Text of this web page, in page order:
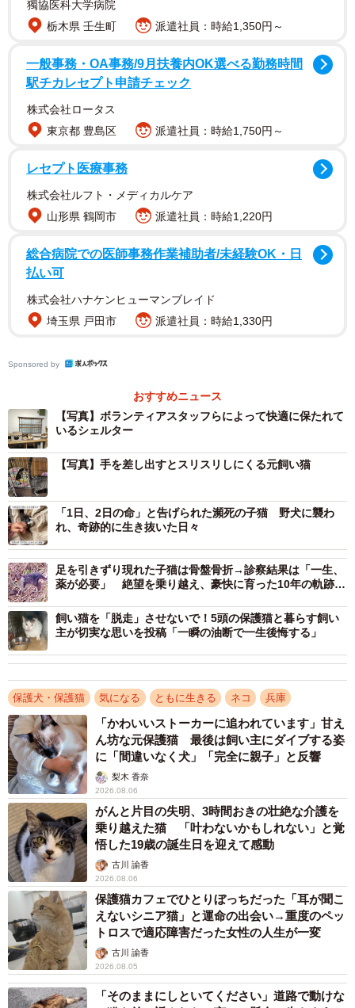
て、保護することもある。これらの作業には現在、40～50
人のボランティアスタッフが手分けして当たっているとい
2/8
保護している猫の中には、膵炎治療や酸素室治療ほか、高
猫もいて、決して潤沢とはいえない活動費から苦心して捻
「FIPは、投薬を始めたら最低でも85日は続けないといけな
いので楽ではありませんが、治療しないという選択肢は、
私にはないんです」
ただ保護して世話をするだけではなく、里親探しも熱心に
行っている。地域内にあるホームセンターの厚意で場所を
借り、譲渡会を開いて縁をつなぐ。しっかり面倒を見られ
る人の条件を定め、年間140匹を新しい家族のもとへ送り出
しているという。
3/8
この子は横隔膜ヘルニアでケアを受けている
「里親詐欺」で奪われた命…犯人を追い詰めた執
念と消えない悔しさ
西尾さんがこの活動を始めたのは、虐待目的で子猫を引き
取る「里親詐欺」に遭った苦い経験がきっかけだった。
10年ほど前、母猫を交通事故で亡くした子猫を数匹引き取
獨協医科大学病院
栃木県 壬生町
派遣社員：時給1,350円～
一般事務・OA事務/9月扶養内OK選べる勤務時間
駅チカレセプト申請チェック
株式会社ロータス
東京都 豊島区
派遣社員：時給1,750円～
レセプト医療事務
株式会社ルフト・メディカルケア
山形県 鶴岡市
派遣社員：時給1,220円
総合病院での医師事務作業補助者/未経験OK・日
払い可
株式会社ハナケンヒューマンブレイド
埼玉県 戸田市
派遣社員：時給1,330円
Sponsored by
おすすめニュース
【写真】ボランティアスタッフらによって快適に保たれて
いるシェルター
【写真】手を差し出すとスリスリしにくる元飼い猫
「1日、2日の命」と告げられた瀕死の子猫 野犬に襲わ
れ、奇跡的に生き抜いた日々
足を引きずり現れた子猫は骨盤骨折→診察結果は「一生、
薬が必要」 絶望を乗り越え、豪快に育った10年の軌跡に
飼い猫を「脱走」させないで！5頭の保護猫と暮らす飼い
主が切実な思いを投稿「一瞬の油断で一生後悔する」
保護犬・保護猫 気になる ともに生きる ネコ 兵庫
「かわいいストーカーに追われています」甘え
ん坊な元保護猫 最後は飼い主にダイブする姿
に「間違いなく犬」「完全に親子」と反響
梨木 香奈
2026.08.06
がんと片目の失明、3時間おきの壮絶な介護を
乗り越えた猫 「叶わないかもしれない」と覚
悟した19歳の誕生日を迎えて感動
古川 諭香
2026.08.06
保護猫カフェでひとりぼっちだった「耳が聞こ
えないシニア猫」と運命の出会い→重度のペッ
トロスで適応障害だった女性の人生が一変
古川 諭香
2026.08.05
「そのままにしといてください」道路で動けな